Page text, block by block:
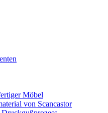
Möbel
von Scancastor